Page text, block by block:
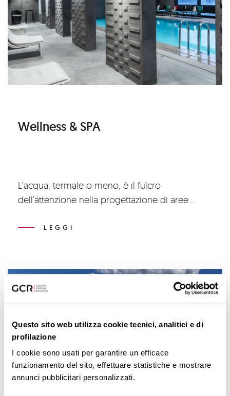
Questo sito web utilizza cookie tecnici, analitici e di
profilazione
I cookie sono usati per garantire un efficace
funzionamento del sito, effettuare statistiche e mostrare
annunci pubblicitari personalizzati.
Wellness & SPA
L’acqua, termale o meno, è il fulcro
dell’attenzione nella progettazione di aree
semplicemente al relax.
LEGGI